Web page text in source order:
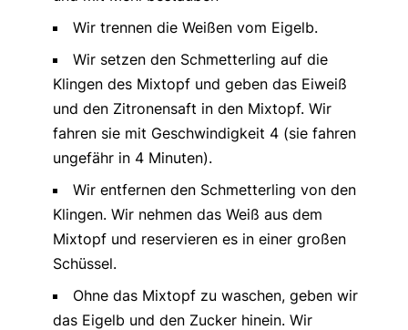
Wir trennen die Weißen vom Eigelb.
Wir setzen den Schmetterling auf die
Klingen des Mixtopf und geben das Eiweiß
und den Zitronensaft in den Mixtopf. Wir
fahren sie mit Geschwindigkeit 4 (sie fahren
ungefähr in 4 Minuten).
Wir entfernen den Schmetterling von den
Klingen. Wir nehmen das Weiß aus dem
Mixtopf und reservieren es in einer großen
Schüssel.
Ohne das Mixtopf zu waschen, geben wir
das Eigelb und den Zucker hinein. Wir